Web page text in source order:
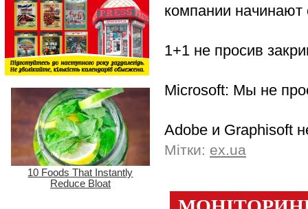
компании
1+1 не просив
Microsoft: Мы не
Adobe и Graphisoft
Мітки: ex.ua